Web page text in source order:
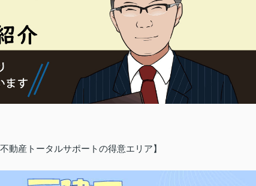
動産トータルサポートの得意エリア】